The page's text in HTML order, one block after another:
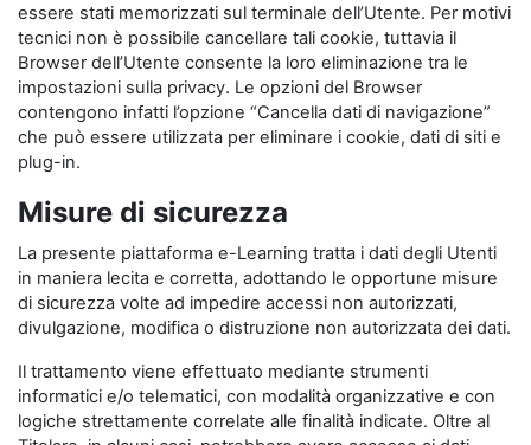
essere stati memorizzati sul terminale dell’Utente. Per motivi
tecnici non è possibile cancellare tali cookie, tuttavia il
Browser dell’Utente consente la loro eliminazione tra le
impostazioni sulla privacy. Le opzioni del Browser
contengono infatti l’opzione “Cancella dati di navigazione”
che può essere utilizzata per eliminare i cookie, dati di siti e
plug-in.
Misure di sicurezza
La presente piattaforma e-Learning tratta i dati degli Utenti
in maniera lecita e corretta, adottando le opportune misure
di sicurezza volte ad impedire accessi non autorizzati,
divulgazione, modifica o distruzione non autorizzata dei dati.
Il trattamento viene effettuato mediante strumenti
informatici e/o telematici, con modalità organizzative e con
logiche strettamente correlate alle finalità indicate. Oltre al